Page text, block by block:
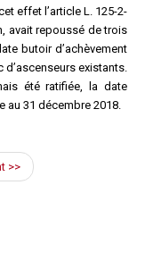
effet l’article L. 125-2-
avait repoussé de trois
butoir d’achèvement
existants.
été ratifiée, la date
au 31 décembre 2018.
>>